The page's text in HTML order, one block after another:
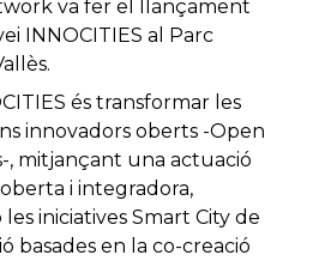
va fer el llançament
INNOCITIES al Parc
és transformar les
innovadors oberts -Open
, mitjançant una actuació
i integradora,
iniciatives Smart City de
basades en la co-creació